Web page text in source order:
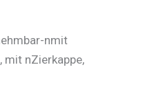
nmit
mit nZierkappe,